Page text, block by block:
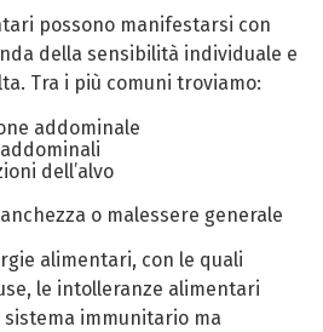
possono manifestarsi con
della sensibilità individuale e
Tra i più comuni troviamo:
addominale
dell’alvo
o malessere generale
alimentari, con le quali
le intolleranze alimentari
immunitario ma